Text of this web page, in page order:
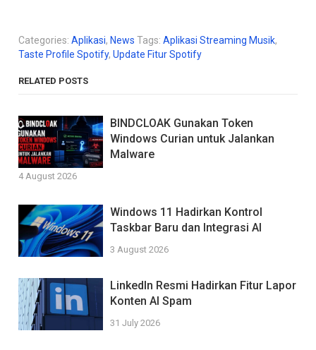
Categories:Aplikasi, News Tags:Aplikasi Streaming Musik,
Taste Profile Spotify,Update Fitur Spotify
RELATED POSTS
BINDCLOAK Gunakan Token
Windows Curian untuk Jalankan
Malware
4 August 2026
Windows 11 Hadirkan Kontrol
Taskbar Baru dan Integrasi AI
3 August 2026
LinkedIn Resmi Hadirkan Fitur Lapor
Konten AI Spam
31 July 2026